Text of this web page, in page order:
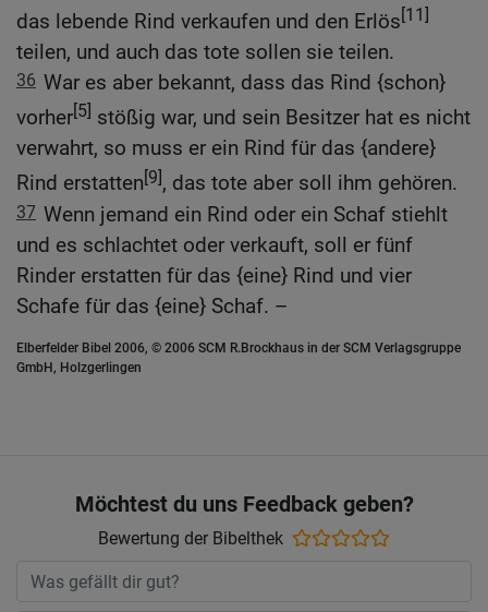
das lebende Rind verkaufen und den Erlös[11]
teilen, und auch das tote sollen sie teilen.
36 War es aber bekannt, dass das Rind {schon}
vorher[5] stößig war, und sein Besitzer hat es nicht
verwahrt, so muss er ein Rind für das {andere}
Rind erstatten[9], das tote aber soll ihm gehören.
37 Wenn jemand ein Rind oder ein Schaf stiehlt
und es schlachtet oder verkauft, soll er fünf
Rinder erstatten für das {eine} Rind und vier
Schafe für das {eine} Schaf. –
Elberfelder Bibel 2006, © 2006 SCM R.Brockhaus in der SCM Verlagsgruppe
GmbH, Holzgerlingen
Möchtest du uns Feedback geben?
Bewertung der Bibelthek